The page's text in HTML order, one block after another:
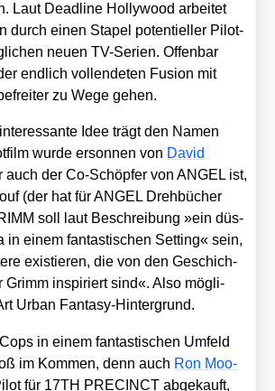
Laut Dead­line Hol­ly­wood arbei­tet
durch einen Sta­pel poten­ti­el­ler Pilo­t­
neu­en TV-Seri­en. Offen­bar
end­lich voll­ende­ten Fusi­on mit
zu Wege gehen.
Idee trägt den Namen
wur­de erson­nen von David
auch der Co-Schöp­fer von ANGEL ist,
(der hat für ANGEL Dreh­bü­cher
soll laut Beschrei­bung »ein düs­
in einem fan­tas­ti­schen Set­ting« sein,
exis­tie­ren, die von den Geschich­
Grimm inspi­riert sind«. Also mög­li­
Urban Fan­ta­sy-Hin­ter­grund.
in einem fan­tas­ti­schen Umfeld
im Kom­men, denn auch Ron Moo­
für 17TH PRECINCT abge­kauft,